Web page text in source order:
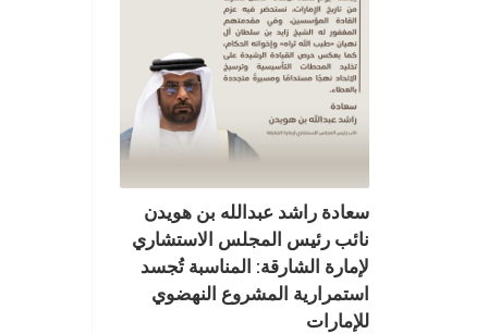
سعادة راشد عبدالله بن هويدن
نائب رئيس المجلس الاستشاري
لإمارة الشارقة: المناسبة تُجسد
استمرارية المشروع النهضوي
للإمارات